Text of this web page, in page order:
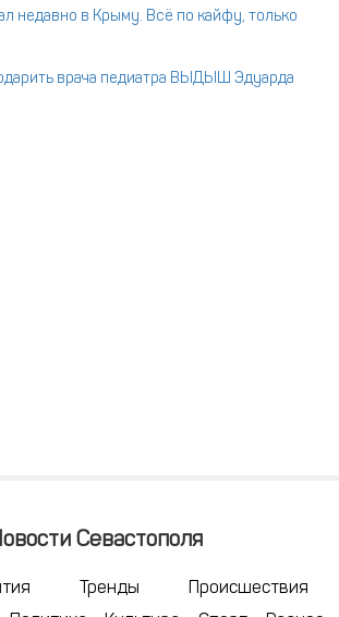
недавно в Крыму. Всё по кайфу, только
врача педиатра ВЫДЫШ Эдуарда
Севастополя
Тренды
Происшествия